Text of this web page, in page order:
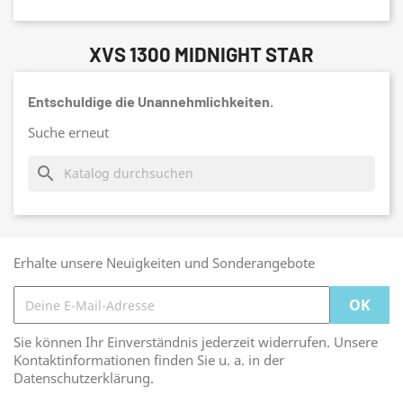
XVS 1300 MIDNIGHT STAR
Entschuldige die Unannehmlichkeiten.
Suche erneut
search
Erhalte unsere Neuigkeiten und Sonderangebote
Sie können Ihr Einverständnis jederzeit widerrufen. Unsere
Kontaktinformationen finden Sie u. a. in der
Datenschutzerklärung.